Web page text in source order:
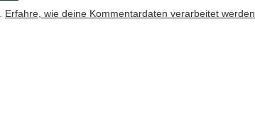
Erfahre, wie deine Kommentardaten verarbeitet werden.